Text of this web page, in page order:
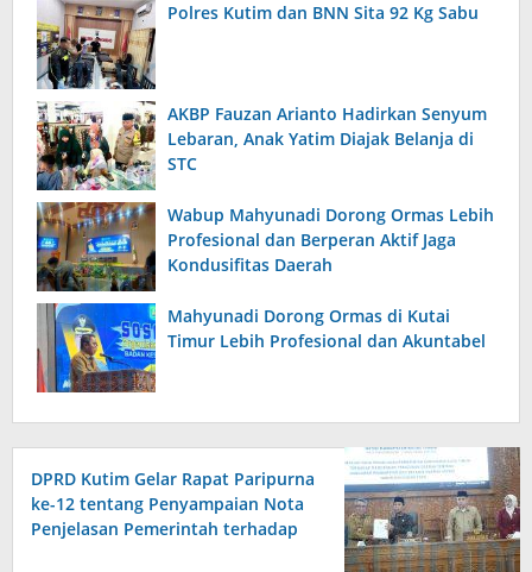
Polres Kutim dan BNN Sita 92 Kg Sabu
AKBP Fauzan Arianto Hadirkan Senyum
Lebaran, Anak Yatim Diajak Belanja di
STC
Wabup Mahyunadi Dorong Ormas Lebih
Profesional dan Berperan Aktif Jaga
Kondusifitas Daerah
Mahyunadi Dorong Ormas di Kutai
Timur Lebih Profesional dan Akuntabel
DPRD Kutim Gelar Rapat Paripurna
ke-12 tentang Penyampaian Nota
Penjelasan Pemerintah terhadap